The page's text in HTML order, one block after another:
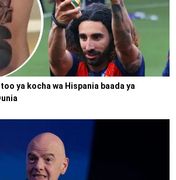
ya kocha wa Hispania baada ya